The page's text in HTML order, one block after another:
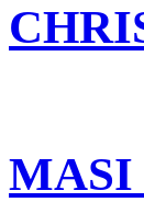
MASI